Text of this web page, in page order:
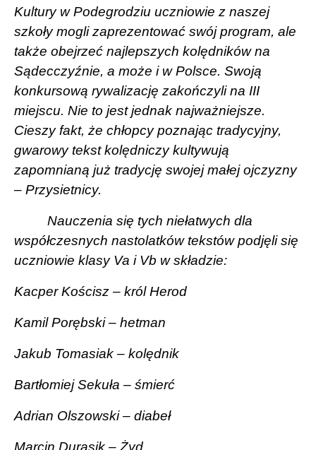
Kultury w Podegrodziu uczniowie z naszej
szkoły mogli zaprezentować swój program, ale
także obejrzeć najlepszych kolędników na
Sądecczyźnie, a może i w Polsce. Swoją
konkursową rywalizację zakończyli na III
miejscu. Nie to jest jednak najważniejsze.
Cieszy fakt, że chłopcy poznając tradycyjny,
gwarowy tekst kolędniczy kultywują
zapomnianą już tradycję swojej małej ojczyzny
– Przysietnicy.
Nauczenia się tych niełatwych dla
współczesnych nastolatków tekstów podjęli się
uczniowie klasy Va i Vb w składzie:
Kacper Kościsz – król Herod
Kamil Porębski – hetman
Jakub Tomasiak – kolędnik
Bartłomiej Sekuła – śmierć
Adrian Olszowski – diabeł
Marcin Durasik – Żyd